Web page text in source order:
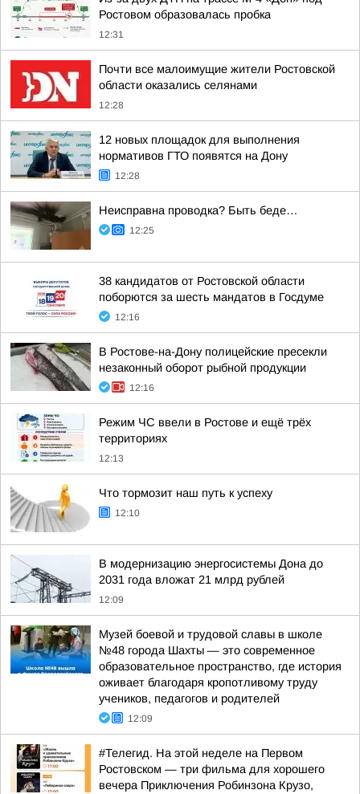
Ростовом образовалась пробка
12:31
Почти все малоимущие жители Ростовской
области оказались селянами
12:28
12 новых площадок для выполнения
нормативов ГТО появятся на Дону
12:28
Неисправна проводка? Быть беде…
12:25
38 кандидатов от Ростовской области
поборются за шесть мандатов в Госдуме
12:16
В Ростове-на-Дону полицейские пресекли
незаконный оборот рыбной продукции
12:16
Режим ЧС ввели в Ростове и ещё трёх
территориях
12:13
Что тормозит наш путь к успеху
12:10
В модернизацию энергосистемы Дона до
2031 года вложат 21 млрд рублей
12:09
Музей боевой и трудовой славы в школе
№48 города Шахты — это современное
образовательное пространство, где история
оживает благодаря кропотливому труду
учеников, педагогов и родителей
12:09
#Телегид. На этой неделе на Первом
Ростовском — три фильма для хорошего
вечера Приключения Робинзона Крузо,